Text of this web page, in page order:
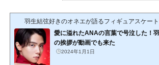
羽生結弦好きのオネエが語るフィギュアスケート
愛に溢れたANAの言葉で号泣した！
の挨拶が動画でも来た
2024年1月1日